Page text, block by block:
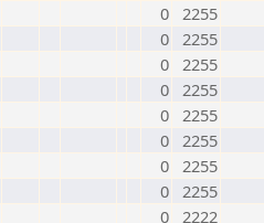
0 2255
0 2255
0 2255
0 2255
0 2255
0 2255
0 2255
0 2255
0 2222